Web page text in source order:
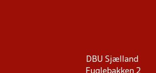
DBU Sjælland
Fuglebakken 2